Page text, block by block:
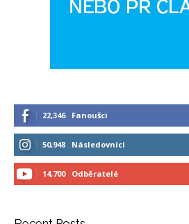
22,346 Fanoušci
50,948 Následovníci
14,700 Odběratelé